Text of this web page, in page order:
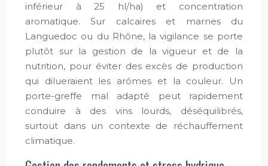
inférieur à 25 hl/ha) et concentration
aromatique. Sur calcaires et marnes du
Languedoc ou du Rhône, la vigilance se porte
plutôt sur la gestion de la vigueur et de la
nutrition, pour éviter des excès de production
qui dilueraient les arômes et la couleur. Un
porte-greffe mal adapté peut rapidement
conduire à des vins lourds, déséquilibrés,
surtout dans un contexte de réchauffement
climatique.